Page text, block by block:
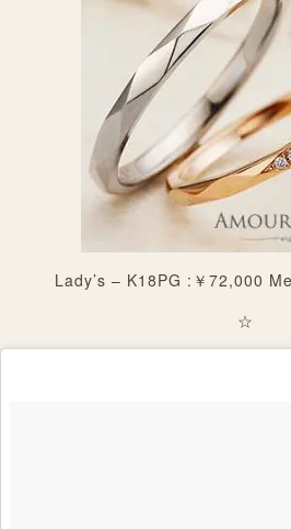
Lady’s – K18PG :￥72,000
☆